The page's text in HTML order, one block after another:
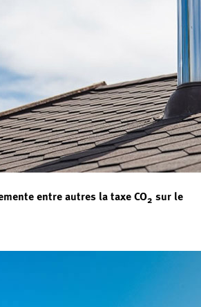
entre autres la taxe CO2 sur le